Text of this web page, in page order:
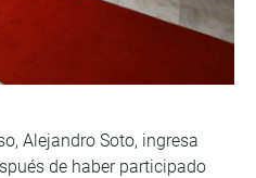
Alejandro Soto, ingresa
de haber participado